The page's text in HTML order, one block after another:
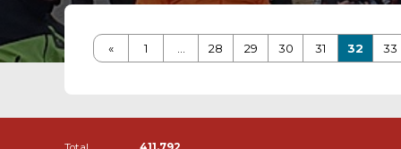
« 1 28 29 30 31 32 33